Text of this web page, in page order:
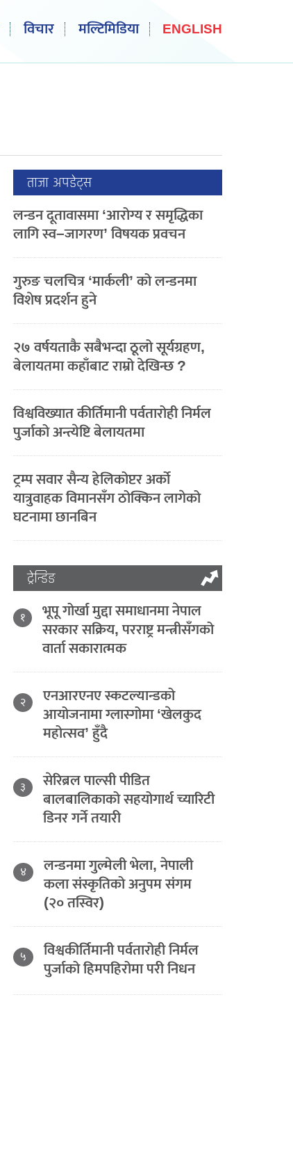
विचार मल्टिमिडिया ENGLISH
ताजा अपडेट्स
लन्डन दूतावासमा ‘आरोग्य र समृद्धिका
लागि स्व–जागरण’ विषयक प्रवचन
गुरुङ चलचित्र ‘मार्कली’ को लन्डनमा
विशेष प्रदर्शन हुने
२७ वर्षयताकै सबैभन्दा ठूलो सूर्यग्रहण,
बेलायतमा कहाँबाट राम्रो देखिन्छ ?
विश्वविख्यात कीर्तिमानी पर्वतारोही निर्मल
पुर्जाको अन्त्येष्टि बेलायतमा
ट्रम्प सवार सैन्य हेलिकोप्टर अर्को
यात्रुवाहक विमानसँग ठोक्किन लागेको
घटनामा छानबिन
ट्रेन्डिङ
१ भूपू गोर्खा मुद्दा समाधानमा नेपाल
सरकार सक्रिय, परराष्ट्र मन्त्रीसँगको
वार्ता सकारात्मक
२ एनआरएनए स्कटल्यान्डको
आयोजनामा ग्लास्गोमा ‘खेलकुद
महोत्सव’ हुँदै
३ सेरिब्रल पाल्सी पीडित
बालबालिकाको सहयोगार्थ च्यारिटी
डिनर गर्ने तयारी
४ लन्डनमा गुल्मेली भेला, नेपाली
कला संस्कृतिको अनुपम संगम
(२० तस्विर)
५ विश्वकीर्तिमानी पर्वतारोही निर्मल
पुर्जाको हिमपहिरोमा परी निधन